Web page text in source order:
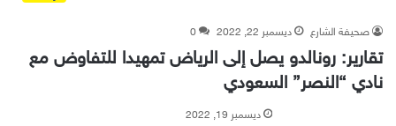
صحيفة الشارع ديسمبر 22, 2022 0
تقارير: رونالدو يصل إلى الرياض تمهيدا للتفاوض مع
نادي “النصر” السعودي
ديسمبر 19, 2022